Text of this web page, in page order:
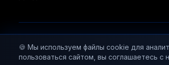
Исполнитель: Беляев
🍪 Мы используем файлы cookie для
пользоваться сайтом, вы соглашаетесь с